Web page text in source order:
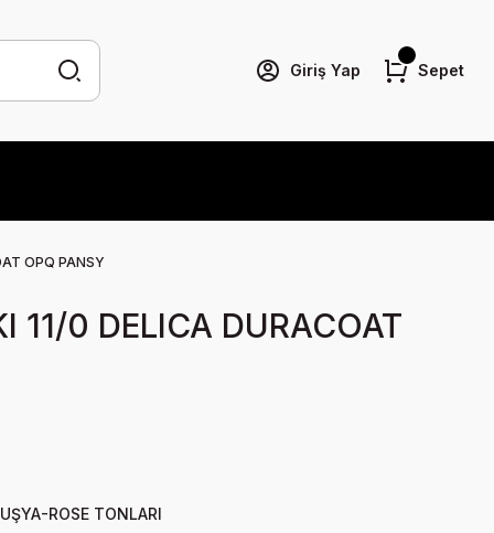
Giriş Yap Sepet
OPQ PANSY
11/0 DELICA DURACOAT
ROSE TONLARI